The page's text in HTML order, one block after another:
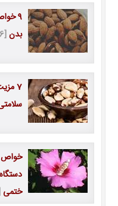
9
بدن[1398/11/26 12:52:11]
7
خواص
ختمی